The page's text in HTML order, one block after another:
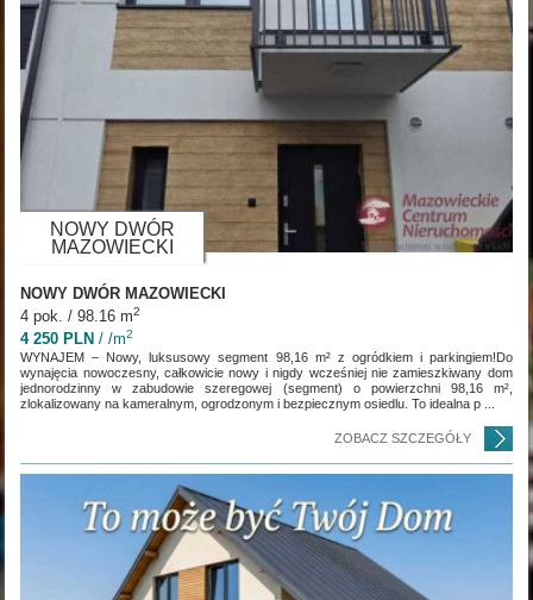
NOWY DWÓR
MAZOWIECKI
NOWY DWÓR MAZOWIECKI
4 pok. / 98.16 m2
4 250 PLN / /m2
WYNAJEM – Nowy, luksusowy segment 98,16 m² z ogródkiem i parkingiem!Do
wynajęcia nowoczesny, całkowicie nowy i nigdy wcześniej nie zamieszkiwany dom
jednorodzinny w zabudowie szeregowej (segment) o powierzchni 98,16 m²,
zlokalizowany na kameralnym, ogrodzonym i bezpiecznym osiedlu. To idealna p ...
ZOBACZ SZCZEGÓŁY